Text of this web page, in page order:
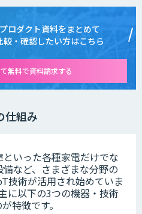
プロダクト資料をまとめて
較・確認したい方はこちら
無料で資料請求する
仕組み
いった各種家電だけでな
など、さまざまな分野の
技術が活用され始めていま
に以下の3つの機器・技術
特徴です。